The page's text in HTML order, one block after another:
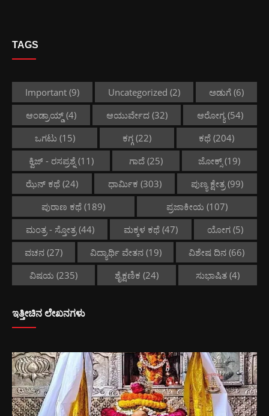
TAGS
Important (9) Uncategorized (2) ಅಡುಗೆ (6)
ಆಂಡ್ರಾಯ್ಡ್(4) ಆಯುರ್ವೇದ(32) ಆರೋಗ್ಯ(54)
ಒಗಟು(15) ಕಗ್ಗ(22) ಕಥೆ (204)
ಕ್ವಿಜ್ - ರಸಪ್ರಶ್ನೆ(11) ಗಾದೆ(25) ಜೋಕ್ಸ್(19)
ಝೆನ್ ಕಥೆ(24) ಧಾರ್ಮಿಕ (303) ಪುಣ್ಯ ಕ್ಷೇತ್ರ(99)
ಪುರಾಣ ಕಥೆ (189) ಪ್ರಜಾಕೀಯ (107)
ಮಂತ್ರ - ಸ್ತೋತ್ರ(44) ಮಕ್ಕಳ ಕಥೆ(47) ಯೋಗ (5)
ವಚನ(27) ವಿದ್ಯಾರ್ಥಿ ವೇತನ(19) ವಿಶೇಷ ದಿನ (66)
ವಿಷಯ (235) ಶೈಕ್ಷಣಿಕ (24) ಸುಭಾಷಿತ (4)
ಇತ್ತೀಚಿನ ಲೇಖನಗಳು